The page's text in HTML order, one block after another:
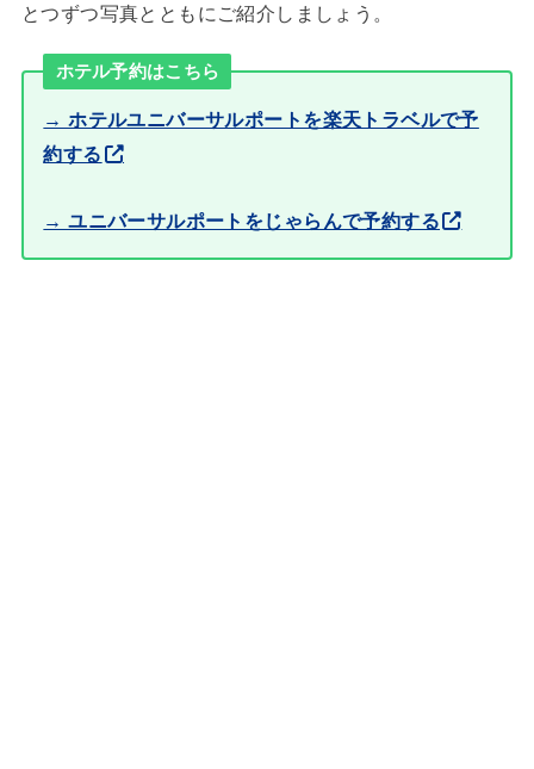
とつずつ写真とともにご紹介しましょう。
ホテル予約はこちら
→ ホテルユニバーサルポートを楽天トラベルで予
約する
→ ユニバーサルポートをじゃらんで予約する